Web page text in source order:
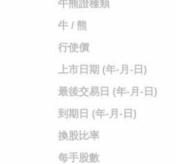
牛熊證種類
牛 / 熊
行使價
上市日期 (年-月-日)
最後交易日 (年-月-日)
到期日 (年-月-日)
換股比率
每手股數